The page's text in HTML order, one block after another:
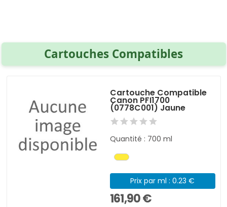
Cartouches Compatibles
Cartouche Compatible
Canon PFI1700
(0778C001) Jaune
Quantité : 700 ml
Prix par ml : 0.23 €
161,90 €